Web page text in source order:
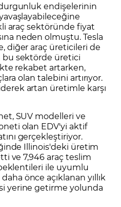
endişelerinin
araç sektöründe fiyat
neden olmuştu. Tesla
diğer araç üreticileri de
bu sektörde üretici
rekabet artarken,
olan talebini artırıyor.
artan üretimle karşı
SUV modelleri ve
olan EDV'yi aktif
gerçekleştiriyor.
Illinois'deki üretim
ve 7,946 araç teslim
ile uyumlu
önce açıklanan yıllık
yerine getirme yolunda